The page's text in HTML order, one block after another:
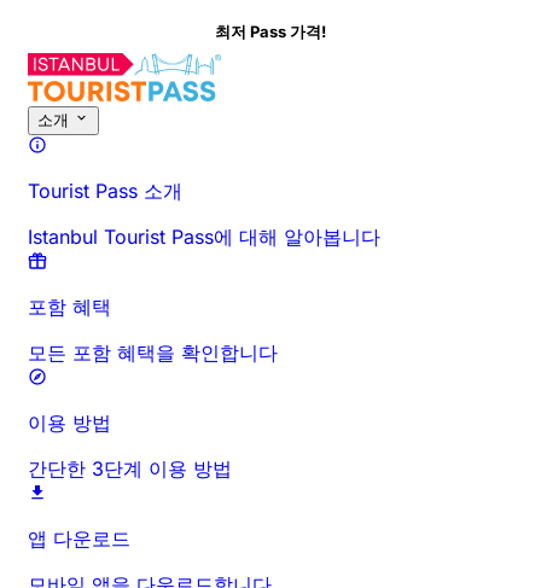
최저 Pass 가격!
소개
Tourist Pass 소개
Istanbul Tourist Pass에 대해 알아봅니다
포함 혜택
모든 포함 혜택을 확인합니다
이용 방법
간단한 3단계 이용 방법
앱 다운로드
시간 및 소요 시간 상세 정보